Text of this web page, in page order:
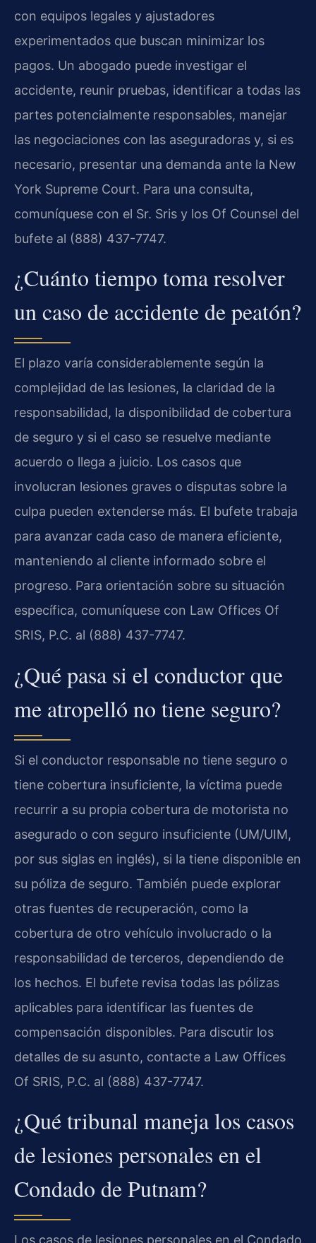
con equipos legales y ajustadores
experimentados que buscan minimizar los
pagos. Un abogado puede investigar el
accidente, reunir pruebas, identificar a todas las
partes potencialmente responsables, manejar
las negociaciones con las aseguradoras y, si es
necesario, presentar una demanda ante la New
York Supreme Court. Para una consulta,
comuníquese con el Sr. Sris y los Of Counsel del
bufete al (888) 437-7747.
¿Cuánto tiempo toma resolver
un caso de accidente de peatón?
El plazo varía considerablemente según la
complejidad de las lesiones, la claridad de la
responsabilidad, la disponibilidad de cobertura
de seguro y si el caso se resuelve mediante
acuerdo o llega a juicio. Los casos que
involucran lesiones graves o disputas sobre la
culpa pueden extenderse más. El bufete trabaja
para avanzar cada caso de manera eficiente,
manteniendo al cliente informado sobre el
progreso. Para orientación sobre su situación
específica, comuníquese con Law Offices Of
SRIS, P.C. al (888) 437-7747.
¿Qué pasa si el conductor que
me atropelló no tiene seguro?
Si el conductor responsable no tiene seguro o
tiene cobertura insuficiente, la víctima puede
recurrir a su propia cobertura de motorista no
asegurado o con seguro insuficiente (UM/UIM,
por sus siglas en inglés), si la tiene disponible en
su póliza de seguro. También puede explorar
otras fuentes de recuperación, como la
cobertura de otro vehículo involucrado o la
responsabilidad de terceros, dependiendo de
los hechos. El bufete revisa todas las pólizas
aplicables para identificar las fuentes de
compensación disponibles. Para discutir los
detalles de su asunto, contacte a Law Offices
Of SRIS, P.C. al (888) 437-7747.
¿Qué tribunal maneja los casos
de lesiones personales en el
Condado de Putnam?
Los casos de lesiones personales en el Condado